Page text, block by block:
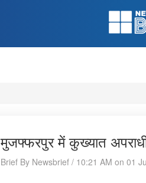
मुजफ्फरपुर में कुख्यात
Brief By Newsbrief / 10:21 AM on 01